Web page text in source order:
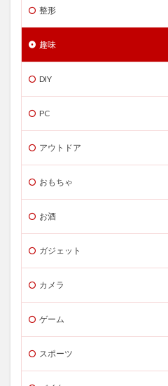
整形
趣味
DIY
PC
アウトドア
おもちゃ
お酒
ガジェット
カメラ
ゲーム
スポーツ